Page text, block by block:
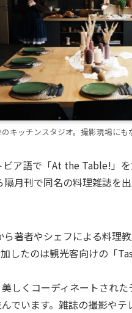
のキッチンスタジオ。撮影現場に
ア語で「At the Table!」
月刊で同名の料理雑誌を
著者やシェフによる料理
したのは観光客向けの「
しくコーディネートされ
でいます。雑誌の撮影や